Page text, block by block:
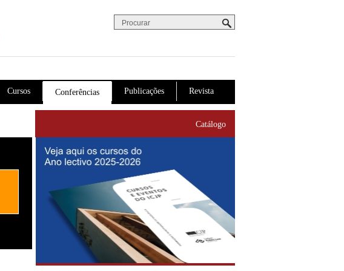
Formulário de procura
Revista
Publicações
Conferências
Cursos
Catálogo